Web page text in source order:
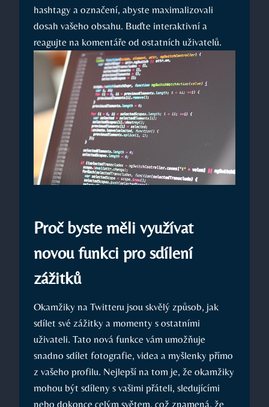
hashtagy a označení, abyste maximalizovali
dosah vašeho obsahu. Buďte interaktivní a
reagujte na komentáře od ostatních uživatelů.
Proč byste měli využívat
novou funkci pro sdílení
zážitků
Okamžiky na Twitteru jsou skvělý způsob, jak
sdílet své zážitky a momenty s ostatními
uživateli. Tato nová funkce vám umožňuje
snadno sdílet fotografie, videa a myšlenky přímo
z vašeho profilu. Nejlepší na tom je, že okamžiky
mohou být sdíleny s vašimi přáteli, sledujícími
nebo dokonce celým světem, což znamená, že